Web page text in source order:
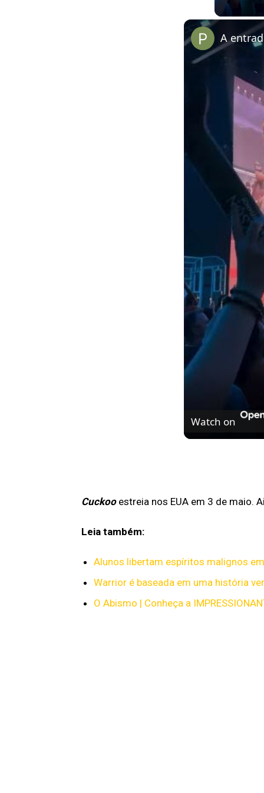
Watch on
Cuckoo estreia nos EUA em 3 de maio.
Leia também:
Alunos libertam espíritos malignos
Warrior é baseada em uma história
O Abismo | Conheça a